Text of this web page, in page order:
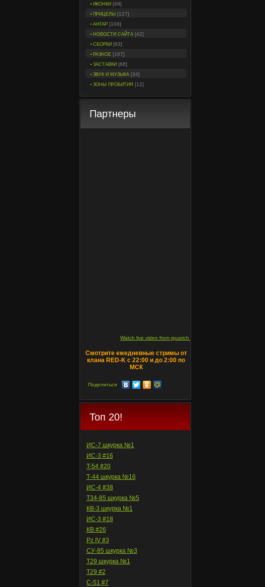
ИКОНКИ [49]
ПРИЦЕЛЫ [127]
АНГАР [106]
НОВОСТИ САЙТА [42]
СБОРКИ [63]
РАЗНОЕ [167]
ЗАСТАВКИ [68]
ЗВУК И МУЗЫКА [34]
ЗОНЫ ПРОБИТИЯ [12]
Партнеры
Watch live video from iguarich on ru.twitch.tv
Смотрите ежедневные стримы от
клана RED-K с 22:00 и до 2:00 по
МСК
Поделиться
Топ 20!
ИС-7 шкурка №1
ИС-3 #16
T-54 #20
Т-44 шкурка №16
ИС-4 #38
Т34-85 шкурка №5
КВ-3 шкурка №1
ИС-3 #18
КВ #26
Pz IV #3
СУ-85 шкурка №3
T29 шкурка №1
T29 #2
С-51 #7